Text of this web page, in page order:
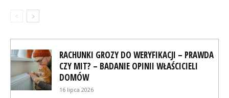
RACHUNKI GROZY DO WERYFIKACJI – PRAWDA
CZY MIT? – BADANIE OPINII WŁAŚCICIELI
DOMÓW
16 lipca 2026